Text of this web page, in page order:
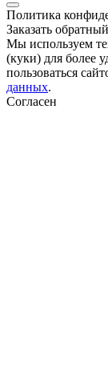
Политика
Заказать
Мы используем
(куки) для более
пользоваться
данных.
Согласен